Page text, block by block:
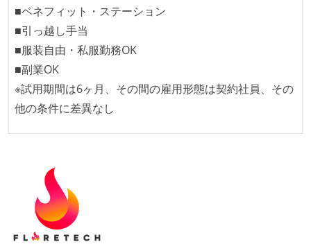
ワークフローの整備
全てのコードをバージョン管理ツールで管理している
各メンバーが実装したコードのマージは Pull Request
ベースで行われる
コードによるインフラ構成管理（Infrastructure as
Code）の環境が整備されている
KPI などチームの目標・実績値について、メンバーの
誰もがいつでも閲覧可能になっている
労働環境の自由度
■ベネフィット・ステーション
■引っ越し手当
■服装自由・私服勤務OK
■副業OK
※試用期間は6ヶ月、その間の雇用形態は契約社員、その
他の条件に差異なし